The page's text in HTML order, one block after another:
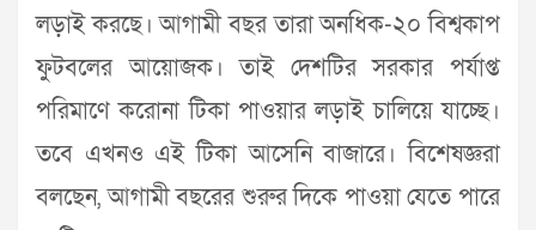
লড়াই করছে। আগামী বছর তারা অনধিক-২০ বিশ্বকাপ
ফুটবলের আয়োজক। তাই দেশটির সরকার পর্যাপ্ত
পরিমাণে করোনা টিকা পাওয়ার লড়াই চালিয়ে যাচ্ছে।
তবে এখনও এই টিকা আসেনি বাজারে। বিশেষজ্ঞরা
বলছেন, আগামী বছরের শুরুর দিকে পাওয়া যেতে পারে